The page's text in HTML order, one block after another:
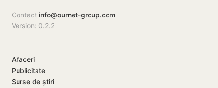
Contact info@ournet-group.com
Version: 0.2.2
Afaceri
Publicitate
Surse de știri